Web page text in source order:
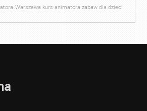
Warszawa kurs animatora zabaw dla dzieci